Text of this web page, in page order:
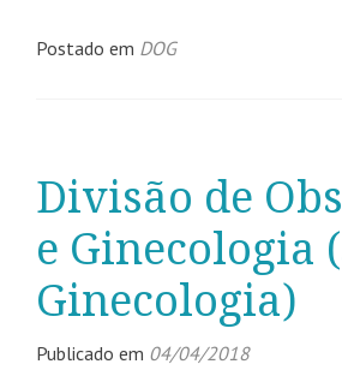
Postado em DOG
Divisão de
e Ginecologia
Ginecologia)
Publicado em 04/04/2018